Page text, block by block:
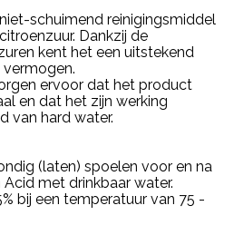
schuimend reinigingsmiddel
Dankzij de
kent het een uitstekend
ervoor dat het product
en dat het zijn werking
van hard water.
(laten) spoelen voor en na
met drinkbaar water.
bij een temperatuur van 75 -